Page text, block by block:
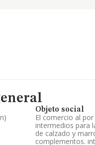
Objeto social
El comercio al
intermedios para
de calzado y
complementos.